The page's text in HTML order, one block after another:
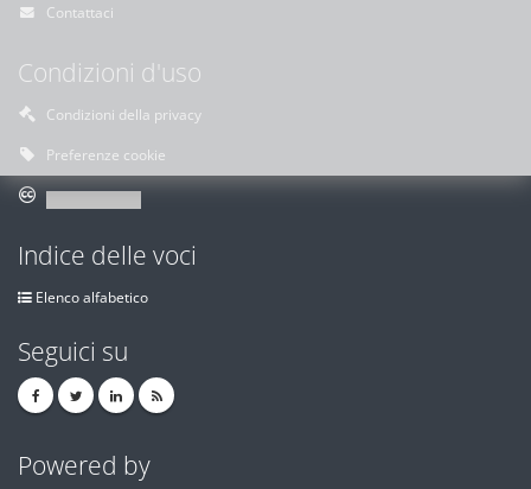
Contattaci
Condizioni d'uso
Condizioni della privacy
Preferenze cookie
Indice delle voci
Elenco alfabetico
Seguici su
Powered by